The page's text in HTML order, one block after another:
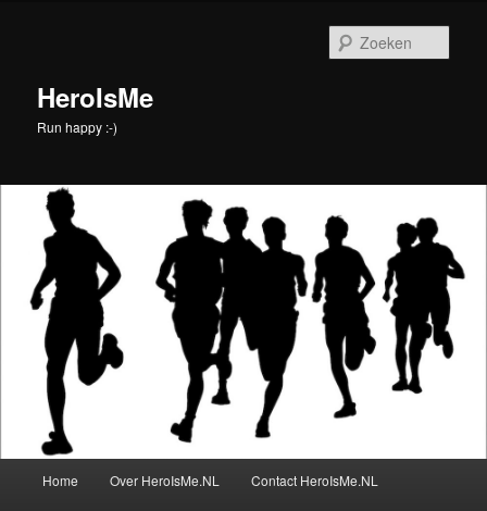
inhoud
inhoudHeroIsMe
Run happy :-)
Home Over HeroIsMe.NL Contact HeroIsMe.NL